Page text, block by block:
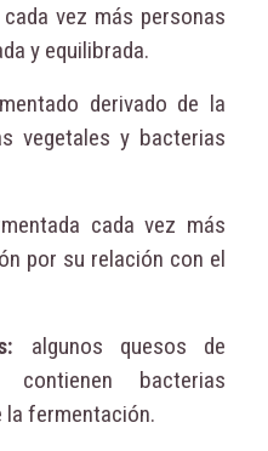
vez más personas
y equilibrada.
derivado de la
vegetales y bacterias
cada vez más
por su relación con el
algunos quesos de
contienen bacterias
la fermentación.